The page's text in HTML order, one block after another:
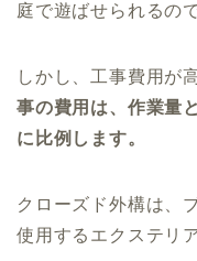
庭で遊ばせられるの
しかし、工事費用が
事の費用は、作業量
に比例します。
クローズド外構は、
使用するエクステリ